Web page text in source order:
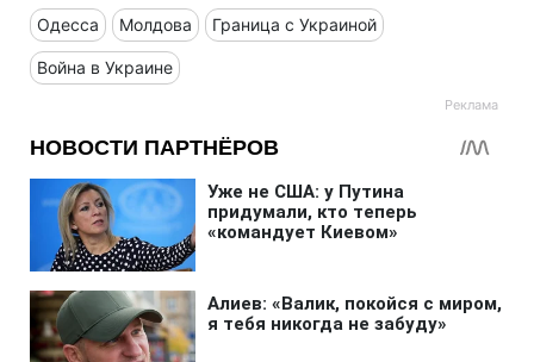
Одесса Молдова Граница с Украиной
Война в Украине